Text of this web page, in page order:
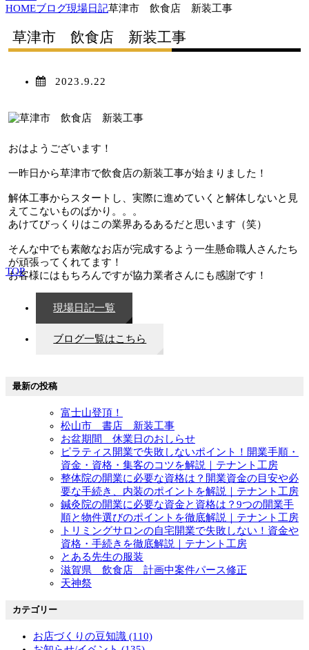
TOP
HOMEブログ現場日記草津市 飲食店 新装工事
草津市 飲食店 新装工事
2023.9.22
おはようございます！
一昨日から草津市で飲食店の新装工事が始まりました！
解体工事からスタートし、実際に進めていくと解体しないと見
えてこないものばかり。。。
あけてびっくりはこの業界あるあるだと思います（笑）
そんな中でも素敵なお店が完成するよう一生懸命職人さんたち
が頑張ってくれてます！
お客様にはもちろんですが協力業者さんにも感謝です！
現場日記一覧
ブログ一覧はこちら
最新の投稿
富士山登頂！
松山市 書店 新装工事
お盆期間 休業日のおしらせ
ピラティス開業で失敗しないポイント！開業手順・
資金・資格・集客のコツを解説｜テナント工房
整体院の開業に必要な資格は？開業資金の目安や必
要な手続き、内装のポイントを解説｜テナント工房
鍼灸院の開業に必要な資金と資格は？9つの開業手
順と物件選びのポイントを徹底解説｜テナント工房
トリミングサロンの自宅開業で失敗しない！資金や
資格・手続きを徹底解説｜テナント工房
とある先生の服装
滋賀県 飲食店 計画中案件パース修正
天神祭
カテゴリー
お店づくりの豆知識 (110)